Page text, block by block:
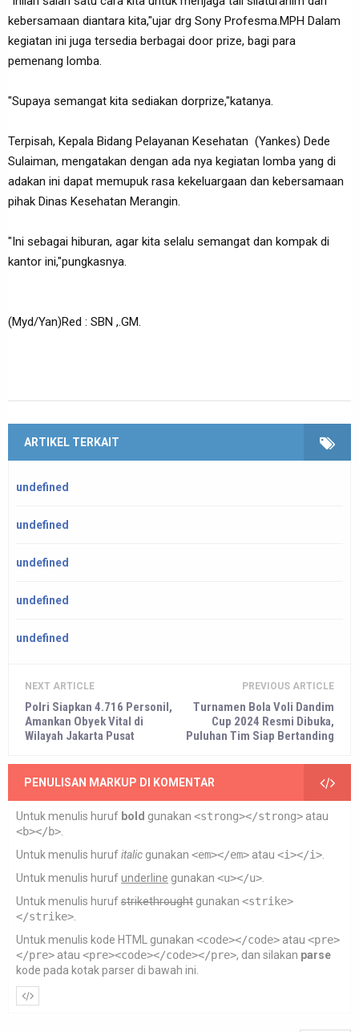
kebersamaan diantara kita,"ujar drg Sony Profesma.MPH Dalam
kegiatan ini juga tersedia berbagai door prize, bagi para
pemenang lomba.
"Supaya semangat kita sediakan dorprize,"katanya.
Terpisah, Kepala Bidang Pelayanan Kesehatan (Yankes) Dede
Sulaiman, mengatakan dengan ada nya kegiatan lomba yang di
adakan ini dapat memupuk rasa kekeluargaan dan kebersamaan
pihak Dinas Kesehatan Merangin.
"Ini sebagai hiburan, agar kita selalu semangat dan kompak di
kantor ini,"pungkasnya.
(Myd/Yan)Red : SBN ,.GM.
ARTIKEL TERKAIT
undefined
undefined
undefined
undefined
undefined
NEXT ARTICLE
Polri Siapkan 4.716 Personil,
Amankan Obyek Vital di
Wilayah Jakarta Pusat
PREVIOUS ARTICLE
Turnamen Bola Voli Dandim
Cup 2024 Resmi Dibuka,
Puluhan Tim Siap Bertanding
PENULISAN MARKUP DI KOMENTAR
Untuk menulis huruf bold gunakan <strong></strong> atau
<b></b>
Untuk menulis hurufitalic gunakan <em></em> atau <i></i>
Untuk menulis hurufunderline gunakan <u></u>
Untuk menulis hurufstrikethrought gunakan <strike>
</strike>
Untuk menulis kode HTML gunakan <code></code> atau <pre>
</pre> atau <pre><code></code></pre>, dan silakan parse
kode pada kotak parser di bawah ini.